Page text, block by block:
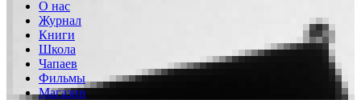
О нас
Журнал
Книги
Школа
Чапаев
Фильмы
Магазин